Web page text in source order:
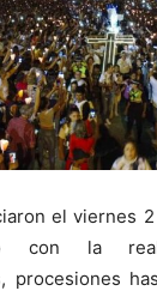
el viernes
con la
procesiones